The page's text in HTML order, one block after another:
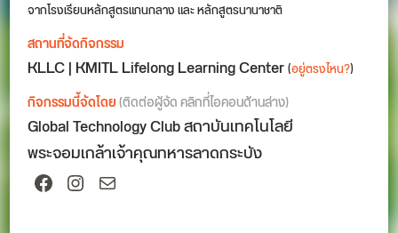
จากโรงเรียนหลักสูตรแกนกลาง และ หลักสูตรนานาชาติ
สถานที่จัดกิจกรรม
KLLC | KMITL Lifelong Learning Center(อยู่ตรงไหน?)
กิจกรรมนี้จัดโดย(ติดต่อผู้จัด คลิกที่ไอคอนด้านล่าง)
Global Technology Club สถาบันเทคโนโลยี
พระจอมเกล้าเจ้าคุณทหารลาดกระบัง
Facebook
Instagram
Mail